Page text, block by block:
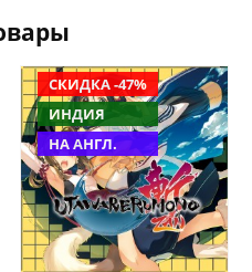
СКИДКА -47%
ИНДИЯ
НА АНГЛ.